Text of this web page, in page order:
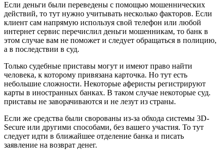
Если деньги были переведены с помощью мошеннических
действий, то тут нужно учитывать несколько факторов. Если
клиент сам напрямую используя свой телефон или любой
интернет сервис перечислил деньги мошенникам, то банк в
этом случае вам не поможет и следует обращаться в полицию,
а в последствии в суд.
Только судебные приставы могут и имеют право найти
человека, к которому привязана карточка. Но тут есть
небольшие сложности. Некоторые аферисты регистрируют
карты в иностранных банках. В таком случае некоторые суд.
приставы не заворачиваются и не лезут из страны.
Если же средства были сворованы из-за обхода системы 3D-
Secure или другими способами, без вашего участия. То тут
следует идти в ближайшее отделение банка и писать
заявление на возврат денег.